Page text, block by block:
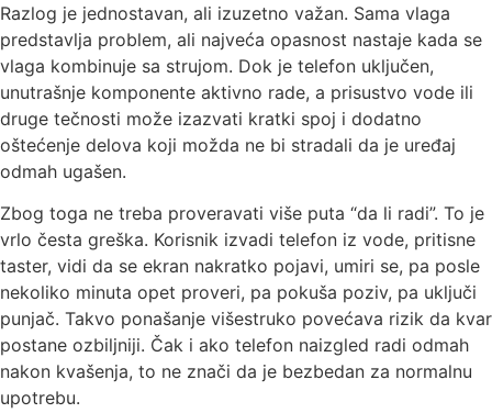
Razlog je jednostavan, ali izuzetno važan. Sama vlaga
predstavlja problem, ali najveća opasnost nastaje kada se
vlaga kombinuje sa strujom. Dok je telefon uključen,
unutrašnje komponente aktivno rade, a prisustvo vode ili
druge tečnosti može izazvati kratki spoj i dodatno
oštećenje delova koji možda ne bi stradali da je uređaj
odmah ugašen.
Zbog toga ne treba proveravati više puta “da li radi”. To je
vrlo česta greška. Korisnik izvadi telefon iz vode, pritisne
taster, vidi da se ekran nakratko pojavi, umiri se, pa posle
nekoliko minuta opet proveri, pa pokuša poziv, pa uključi
punjač. Takvo ponašanje višestruko povećava rizik da kvar
postane ozbiljniji. Čak i ako telefon naizgled radi odmah
nakon kvašenja, to ne znači da je bezbedan za normalnu
upotrebu.